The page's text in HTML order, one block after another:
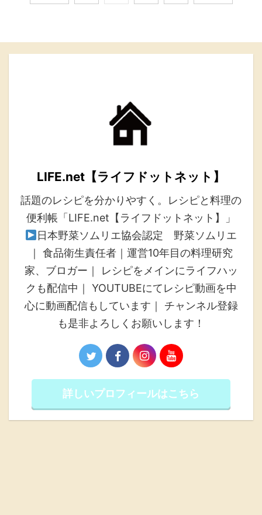
LIFE.net【ライフドットネット】
話題のレシピを分かりやすく。レシピと料理の
便利帳「LIFE.net【ライフドットネット】」
日本野菜ソムリエ協会認定 野菜ソムリエ
｜ 食品衛生責任者｜運営10年目の料理研究
家、ブロガー｜ レシピをメインにライフハッ
クも配信中｜ YOUTUBEにてレシピ動画を中
心に動画配信もしています｜ チャンネル登録
も是非よろしくお願いします！
詳しいプロフィールはこちら